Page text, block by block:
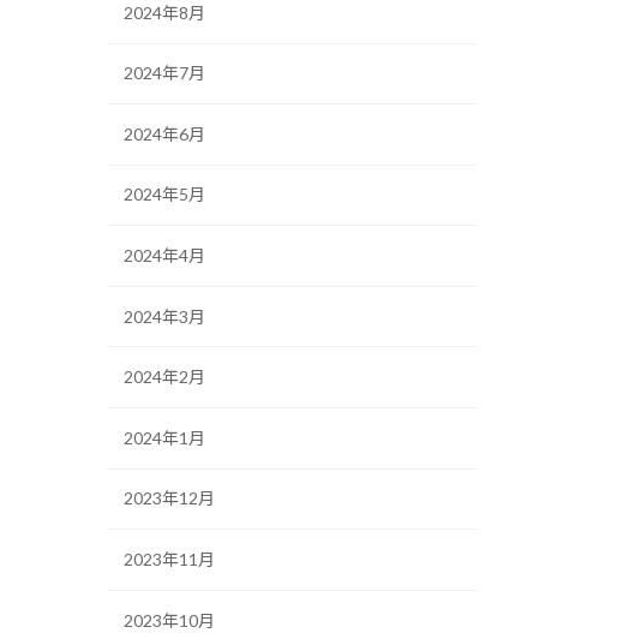
2024年8月
2024年7月
2024年6月
2024年5月
2024年4月
2024年3月
2024年2月
2024年1月
2023年12月
2023年11月
2023年10月